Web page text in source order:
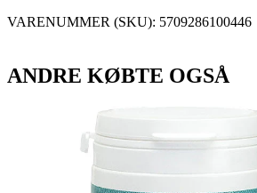
VARENUMMER (SKU): 5709286100446
ANDRE KØBTE OGSÅ